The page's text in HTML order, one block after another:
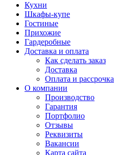
Кухни
Шкафы-купе
Гостиные
Прихожие
Гардеробные
Доставка и оплата
Как сделать заказ
Доставка
Оплата и рассрочка
О компании
Производство
Гарантия
Портфолио
Отзывы
Реквизиты
Вакансии
Карта сайта